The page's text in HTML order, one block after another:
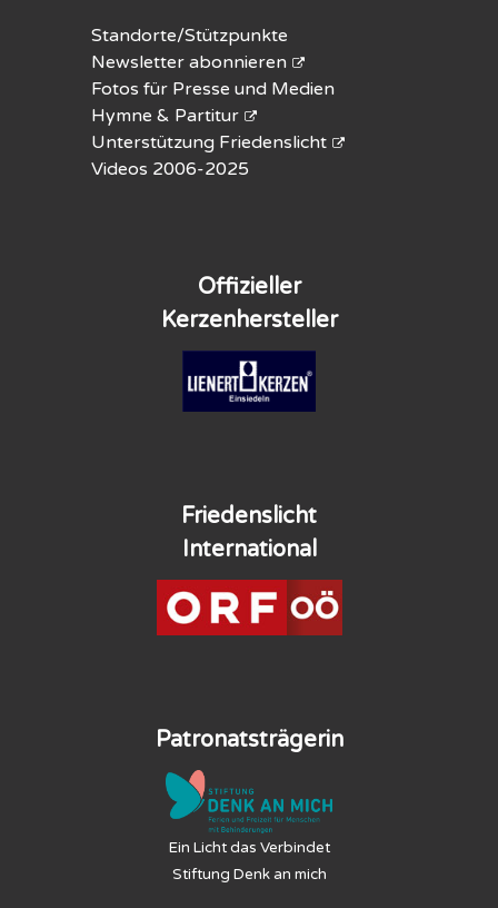
Standorte/Stützpunkte
Newsletter abonnieren
Fotos für Presse und Medien
Hymne & Partitur
Unterstützung Friedenslicht
Videos 2006-2025
Offizieller
Kerzenhersteller
Friedenslicht
International
Patronatsträgerin
Ein Licht das Verbindet
Stiftung Denk an mich